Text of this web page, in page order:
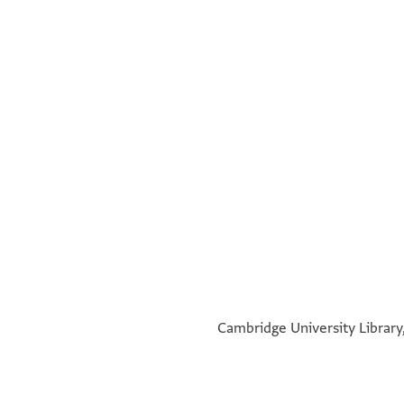
Cambridge University